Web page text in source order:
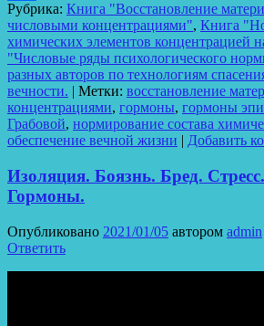
Отправить
Рубрика: Книга "Восстановление
числовыми концентрациями", Книга
химических элементов концентрацией
"Числовые ряды психологического
разных авторов по технологиям
вечности. | Метки: восстановление
концентрациями, гормоны, гормоны
Грабовой, нормирование состава
обеспечение вечной жизни | Добавить
Изоляция. Боязнь. Бред.
Гормоны.
Опубликовано 2021/01/05 автором admin
Ответить